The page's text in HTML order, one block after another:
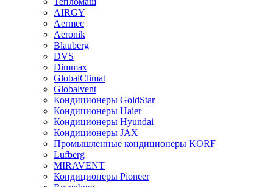
AIRGY
Aermec
Aeronik
Blauberg
DVS
Dimmax
GlobalClimat
Globalvent
Кондиционеры GoldStar
Кондиционеры Haier
Кондиционеры Hyundai
Кондиционеры JAX
Промышленные кондиционеры KORF
Lufberg
MIRAVENT
Кондиционеры Pioneer